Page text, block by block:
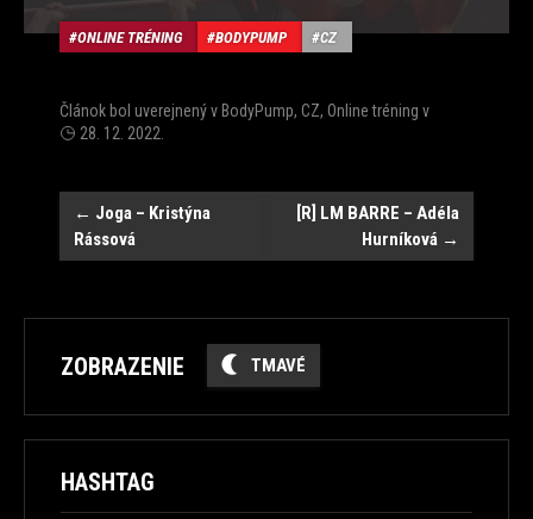
ONLINE TRÉNING BODYPUMP CZ
Článok bol uverejnený vBodyPump, CZ, Online tréning v
28. 12. 2022
Post
navigation
← Joga – Kristýna
Rássová
[R] LM BARRE – Adéla
Hurníková →
ZOBRAZENIE TMAVÉ
HASHTAG